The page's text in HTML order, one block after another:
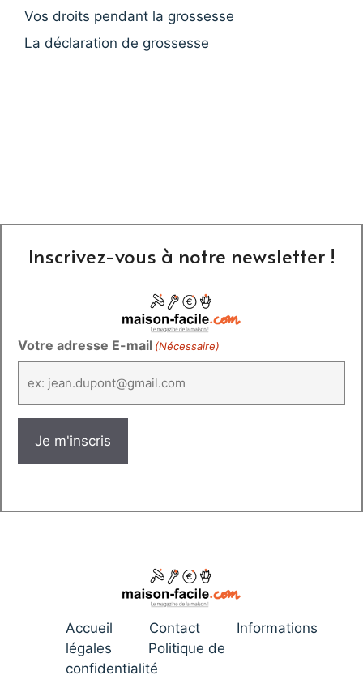
Vos droits pendant la grossesse
La déclaration de grossesse
Inscrivez-vous à notre newsletter !
Votre adresse E-mail (Nécessaire)
Accueil Contact
Informations
légales
Politique de
confidentialité